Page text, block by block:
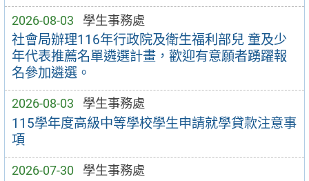
2026-08-03 學生事務處
社會局辦理116年行政院及衛生福利部兒 童及少
年代表推薦名單遴選計畫，歡迎有意願者踴躍報
名參加遴選。
2026-08-03 學生事務處
115學年度高級中等學校學生申請就學貸款注意事
項
2026-07-30 學生事務處